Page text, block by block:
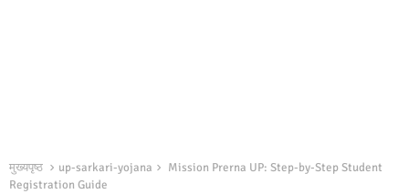
मुख्यपृष्ठ up-sarkari-yojana
Mission Prerna UP: Step-by-Step Student
Registration Guide